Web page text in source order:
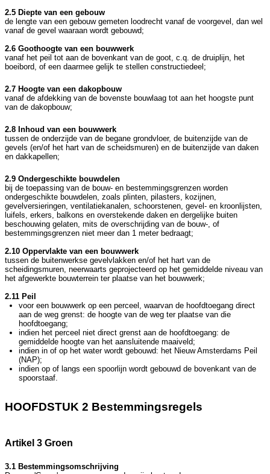
2.5 Diepte van een gebouw
de lengte van een gebouw gemeten loodrecht vanaf de voorgevel, dan wel
vanaf de gevel waaraan wordt gebouwd;
2.6 Goothoogte van een bouwwerk
vanaf het peil tot aan de bovenkant van de goot, c.q. de druiplijn, het
boeibord, of een daarmee gelijk te stellen constructiedeel;
2.7 Hoogte van een dakopbouw
vanaf de afdekking van de bovenste bouwlaag tot aan het hoogste punt
van de dakopbouw;
2.8 Inhoud van een bouwwerk
tussen de onderzijde van de begane grondvloer, de buitenzijde van de
gevels (en/of het hart van de scheidsmuren) en de buitenzijde van daken
en dakkapellen;
2.9 Ondergeschikte bouwdelen
bij de toepassing van de bouw- en bestemmingsgrenzen worden
ondergeschikte bouwdelen, zoals plinten, pilasters, kozijnen,
gevelversieringen, ventilatiekanalen, schoorstenen, gevel- en kroonlijsten,
luifels, erkers, balkons en overstekende daken en dergelijke buiten
beschouwing gelaten, mits de overschrijding van de bouw-, of
bestemmingsgrenzen niet meer dan 1 meter bedraagt;
2.10 Oppervlakte van een bouwwerk
tussen de buitenwerkse gevelvlakken en/of het hart van de
scheidingsmuren, neerwaarts geprojecteerd op het gemiddelde niveau van
het afgewerkte bouwterrein ter plaatse van het bouwwerk;
2.11 Peil
voor een bouwwerk op een perceel, waarvan de hoofdtoegang direct
aan de weg grenst: de hoogte van de weg ter plaatse van die
hoofdtoegang;
indien het perceel niet direct grenst aan de hoofdtoegang: de
gemiddelde hoogte van het aansluitende maaiveld;
indien in of op het water wordt gebouwd: het Nieuw Amsterdams Peil
(NAP);
indien op of langs een spoorlijn wordt gebouwd de bovenkant van de
spoorstaaf.
HOOFDSTUK 2 Bestemmingsregels
Artikel 3 Groen
3.1 Bestemmingsomschrijving